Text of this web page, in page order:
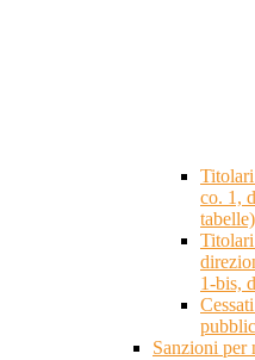
co. 1,
tabelle)
1-bis,
Sanzioni per